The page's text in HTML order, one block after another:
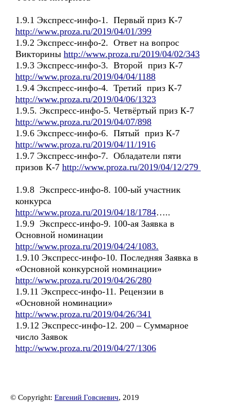
1.9.1 Экспресс-инфо-1. Первый приз К-7
http://www.proza.ru/2019/04/01/399
1.9.2 Экспресс-инфо-2. Ответ на вопрос
Викторины http://www.proza.ru/2019/04/02/343
1.9.3 Экспресс-инфо-3. Второй приз К-7
http://www.proza.ru/2019/04/04/1188
1.9.4 Экспресс-инфо-4. Третий приз К-7
http://www.proza.ru/2019/04/06/1323
1.9.5. Экспресс-инфо-5. Четвёртый приз К-7
http://www.proza.ru/2019/04/07/898
1.9.6 Экспресс-инфо-6. Пятый приз К-7
http://www.proza.ru/2019/04/11/1916
1.9.7 Экспресс-инфо-7. Обладатели пяти
призов К-7 http://www.proza.ru/2019/04/12/279
1.9.8 Экспресс-инфо-8. 100-ый участник
конкурса
http://www.proza.ru/2019/04/18/1784…..
1.9.9 Экспресс-инфо-9. 100-ая Заявка в
Основной номинации
http://www.proza.ru/2019/04/24/1083.
1.9.10 Экспресс-инфо-10. Последняя Заявка в
«Основной конкурсной номинации»
http://www.proza.ru/2019/04/26/280
1.9.11 Экспресс-инфо-11. Рецензии в
«Основной номинации»
http://www.proza.ru/2019/04/26/341
1.9.12 Экспресс-инфо-12. 200 – Суммарное
число Заявок
http://www.proza.ru/2019/04/27/1306
© Copyright: Евгений Говсиевич, 2019